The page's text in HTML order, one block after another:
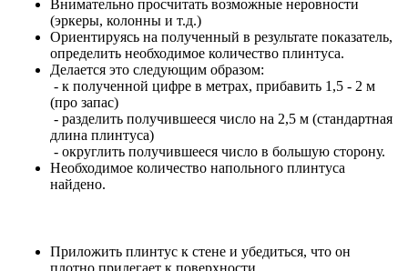
Внимательно просчитать возможные неровности
(эркеры, колонны и т.д.)
Ориентируясь на полученный в результате показатель,
определить необходимое количество плинтуса.
Делается это следующим образом:
- к полученной цифре в метрах, прибавить 1,5 - 2 м
(про запас)
- разделить получившееся число на 2,5 м (стандартная
длина плинтуса)
- округлить получившееся число в большую сторону.
Необходимое количество напольного плинтуса
найдено.
Приложить плинтус к стене и убедиться, что он
плотно прилегает к поверхности.